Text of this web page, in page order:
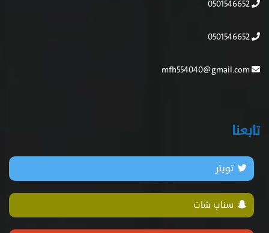
تابعنا
تويتر
سناب شات